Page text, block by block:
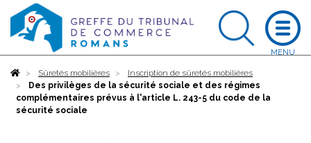
AccueilSûretés mobilières
Inscription de sûretés mobilières
Des privilèges de la sécurité sociale et des régimes
complémentaires prévus à l'article L. 243-5 du code de la
sécurité sociale